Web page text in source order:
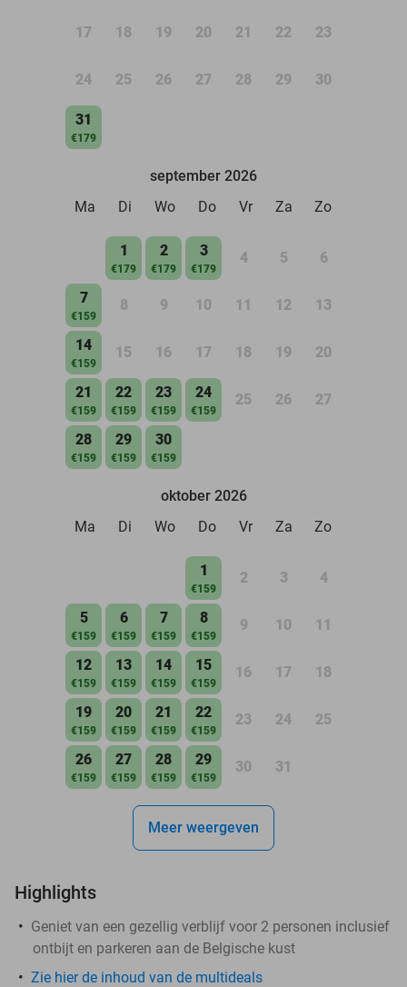
17 18 19 20 21 22 23
24 25 26 27 28 29 30
31
€179
september 2026
Ma
Di Wo Do Vr Za Zo
1
€179
2
€179
3
€179
4 5 6
7
€159
8 9 10 11 12 13
14
€159
15 16 17 18 19 20
21
€159
22
€159
23
€159
24
€159
25 26 27
28
€159
29
€159
30
€159
oktober 2026
Ma
Di Wo Do Vr Za Zo
1
€159
2 3 4
5
€159
6
€159
7
€159
8
€159
9 10 11
12
€159
13
€159
14
€159
15
€159
16 17 18
19
€159
20
€159
21
€159
22
€159
23 24 25
26
€159
27
€159
28
€159
29
€159
30 31
Meer weergeven
Highlights
Geniet van een gezellig verblijf voor 2 personen inclusief
ontbijt en parkeren aan de Belgische kust
Zie hier de inhoud van de multideals